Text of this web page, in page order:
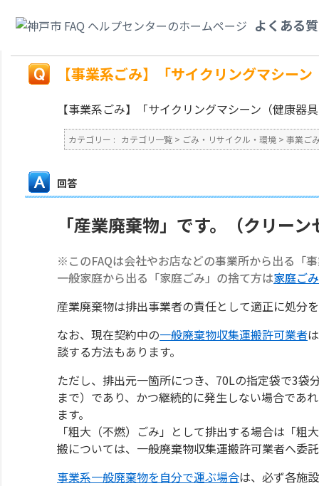
よくある
か？
【事業系ごみ】「サイクリングマシー
【事業系ごみ】「サイクリングマシーン（健康器
カテゴリー : カテゴリ一覧 > ごみ・リサイクル・環境 > 事業ご
回答
「産業廃棄物」です。（クリー
※このFAQは会社やお店などの事業所から出る「
一般家庭から出る「家庭ごみ」の捨て方は家庭ご
産業廃棄物は排出事業者の責任として適正に処分
なお、現在契約中の一般廃棄物収集運搬許可業者
談する方法もあります。
ただし、排出元一箇所につき、70Lの指定袋で3
まで）であり、かつ継続的に発生しない場合であ
ます。
「粗大（不燃）ごみ」として排出する場合は「
搬については、一般廃棄物収集運搬許可業者へ委
事業系一般廃棄物を自分で運ぶ場合は、必ず各施